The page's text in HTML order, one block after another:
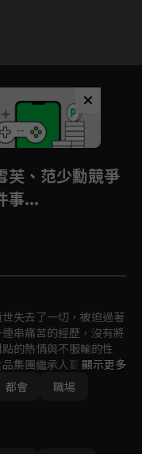
芙、范少勳競爭
事...
失去了一切，被迫過著
串痛苦的經歷，沒有將
的熱情與不服輸的性
集團繼承人夏天宇，兩
顯示更多
都會
職場